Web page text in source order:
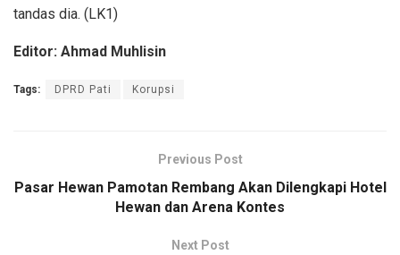
tandas dia. (LK1)
Editor: Ahmad Muhlisin
Tags: DPRD Pati Korupsi
Previous Post
Pasar Hewan Pamotan Rembang Akan Dilengkapi Hotel
Hewan dan Arena Kontes
Next Post